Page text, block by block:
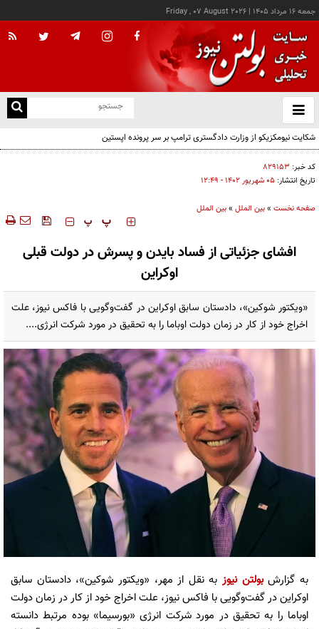
جمعه ۱۶ مرداد ۱۴۰۵ |
Friday , 07 August 2026
باز
و
شکایت نیومکزیکو از وزارت دادگستری ترامپ بر سر پرونده اپستین
کد خبر: ۸۲۹۱۵۳
تاریخ انتشار: ۰۵ شهريور ۱۴۰۲ - ۱۲:۴۹
صفحه نخست »بین الملل »بین الملل
‍‍‍ پ پ
افشای جزئیاتی از فساد بایدن و پسرش در دولت قبلی
اوکراین
«ویکتور شوکین»، دادستان سابق اوکراین در گفت‌وگویی با فاکس نیوز، علت
اخراج خود از کار در زمان دولت اوباما را به تحقیق در مورد شرکت انرژی....
به گزارشبولتن نیوزبه نقل از مهر، «ویکتور شوکین»، دادستان سابق
اوکراین در گفت‌وگویی با فاکس نیوز، علت اخراج خود از کار در زمان دولت
اوباما را به تحقیق در مورد شرکت انرژی «بورسیما» بوده مرتبط دانسته